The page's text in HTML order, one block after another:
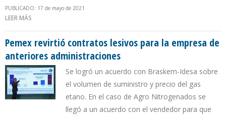
PUBLICADO: 17 de mayo de 2021
LEER MÁS
Pemex revirtió contratos lesivos para la empresa de
anteriores administraciones
Se logró un acuerdo con Braskem-Idesa sobre
el volumen de suministro y precio del gas
etano. En el caso de Agro Nitrogenados se
llegó a un acuerdo con el vendedor para que